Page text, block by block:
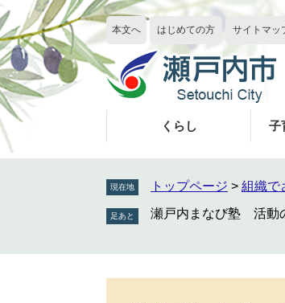
ペ
ー
ジ
の
先
頭
で
す
メ
ニ
ュ
ー
を
飛
ば
し
本文へ はじめての方 サイトマッ
くらし 子
現在地 トップページ > 組織で
瀬戸内まなび塾 活動